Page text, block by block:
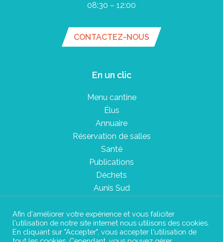
08:30 – 12:00
CONTACTEZ-NOUS
En un clic
Menu cantine
Élus
Annuaire
Réservation de salles
Santé
Publications
Déchets
Aunis Sud
Plan du site
Afin d'améliorer votre expérience et vous faliciter
l'utilisation de notre site internet nous utilisons des cookies.
En cliquant sur "Accepter", vous accepter l'utilisation de